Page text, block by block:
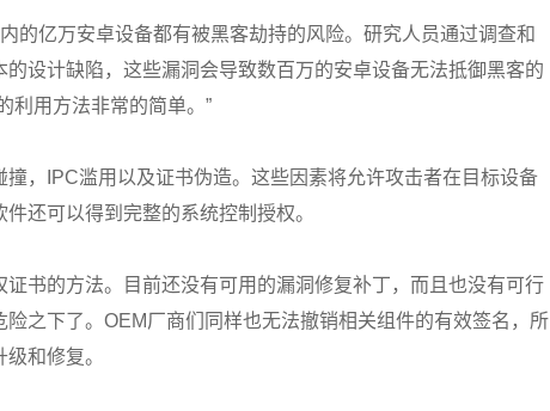
的亿万安卓设备都有被黑客劫持的风险。研究人员通过调查和
设计缺陷，这些漏洞会导致数百万的安卓设备无法抵御黑客的
利用方法非常的简单。”
，IPC滥用以及证书伪造。这些因素将允许攻击者在目标设备
还可以得到完整的系统控制授权。
书的方法。目前还没有可用的漏洞修复补丁，而且也没有可行
之下了。OEM厂商们同样也无法撤销相关组件的有效签名，所
和修复。